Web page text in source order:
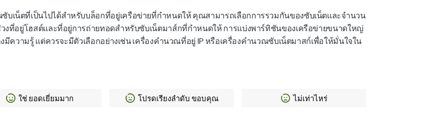
บเน็ตที่เป็นไปได้สำหรับบล็อกที่อยู่เครือข่ายที่กำหนดให้ คุณสามารถเลือกการรวมกันของซับเน็ตและจำนวน
งที่อยู่โฮสต์และที่อยู่การถ่ายทอดสำหรับซับเน็ตมาส์กที่กำหนดให้ การแบ่งพาร์ทิชันของเครือข่ายขนาดใหญ่
ความรู้ แต่ควรจะมีตัวเลือกอย่างเช่น เครื่องคำนวณที่อยู่ IP หรือเครื่องคำนวณซับเน็ตมาสก์เพื่อให้มั่นใจใน
ใช่ ยอดเยี่ยมมาก โปรดเรียงลำดับ ขอบคุณ ไม่เท่าไหร่